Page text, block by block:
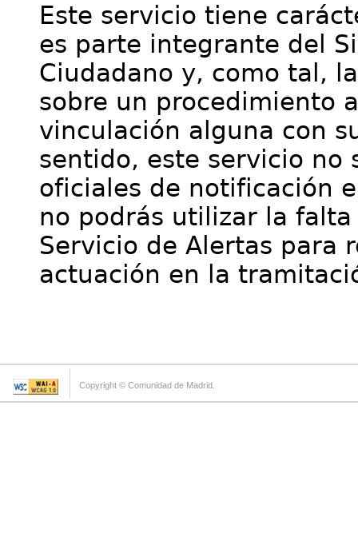
Este servicio tiene
es parte integrante del
Ciudadano y, como tal,
sobre un procedimiento
vinculación alguna con
sentido, este servicio no
oficiales de notificación
no podrás utilizar la
Servicio de Alertas para
actuación en la
Copyright © Comunidad de Madrid.